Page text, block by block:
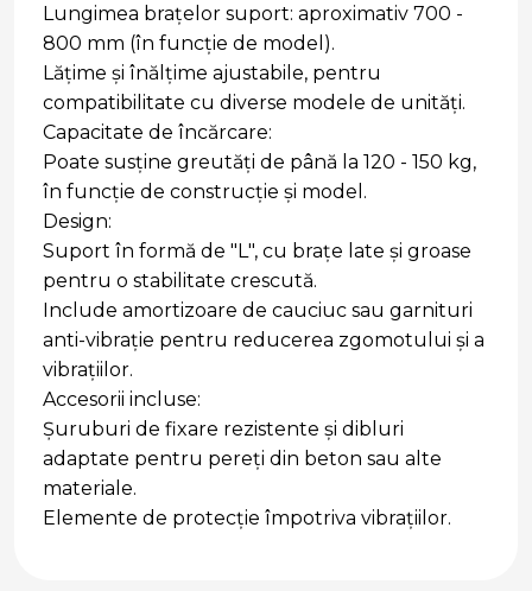
Lungimea brațelor suport: aproximativ 700 -
800 mm (în funcție de model).
Lățime și înălțime ajustabile, pentru
compatibilitate cu diverse modele de unități.
Capacitate de încărcare:
Poate susține greutăți de până la 120 - 150 kg,
în funcție de construcție și model.
Design:
Suport în formă de "L", cu brațe late și groase
pentru o stabilitate crescută.
Include amortizoare de cauciuc sau garnituri
anti-vibrație pentru reducerea zgomotului și a
vibrațiilor.
Accesorii incluse:
Șuruburi de fixare rezistente și dibluri
adaptate pentru pereți din beton sau alte
materiale.
Elemente de protecție împotriva vibrațiilor.